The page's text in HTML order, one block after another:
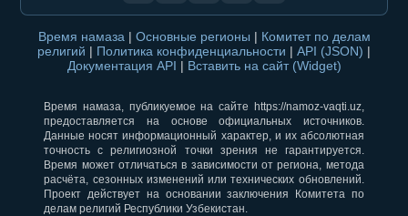
Время намаза | Основные регионы | Комитет по делам
религий | Политика конфиденциальности | API (JSON) |
Документация API | Вставить на сайт (Widget)
Время намаза, публикуемое на сайте https://namoz-vaqti.uz,
предоставляется на основе официальных источников.
Данные носят информационный характер, и их абсолютная
точность с религиозной точки зрения не гарантируется.
Время может отличаться в зависимости от региона, метода
расчёта, сезонных изменений или технических обновлений.
Проект действует на основании заключения Комитета по
делам религий Республики Узбекистан.